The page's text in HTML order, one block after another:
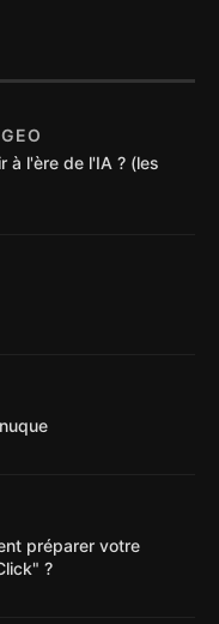
à l'ère de l'IA ? (les
préparer votre
?